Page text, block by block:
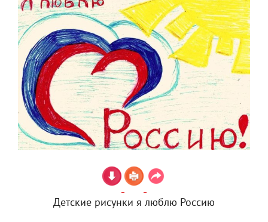
Детские рисунки я люблю Россию